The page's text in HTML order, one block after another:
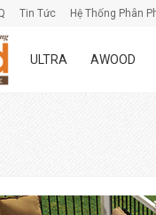
Tin Tức Hệ Thống Phân
ULTRA AWOOD